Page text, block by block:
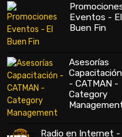
Eventos - El
Buen Fin
Asesorías
Capacitación
- CATMAN -
Category
Radio en Internet -